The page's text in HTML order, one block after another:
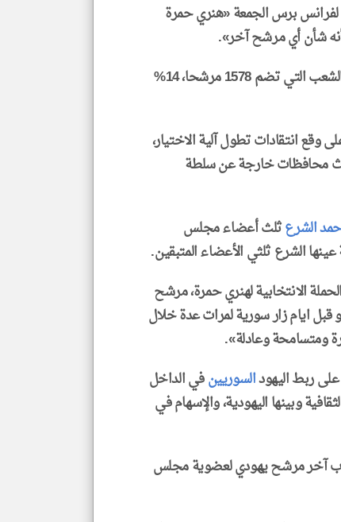
لفرانس برس الجمعة «هنري حمرة
شأن أي مرشح آخر».
ويرد اسم حمرة على قائمة المرشحين لعضوية مجلس الشعب التي تضم 1578 مرشحا، 14%
وقع انتقادات تطول آلية الاختيار،
محافظات خارجة عن سلطة
الشرعثلث أعضاء مجلس
الانتخابية لهنري حمرة، مرشح
ايام زار سورية لمرات عدة خلال
ربط اليهودالسوريينفي الداخل
وبينها اليهودية، والإسهام في
سامي مبيض، تم في العام 1947 انتخاب آخر مرشح يهودي لعضوية مجلس